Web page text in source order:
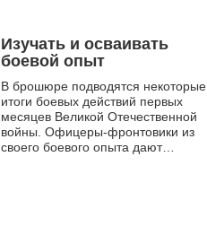
Изучать и осваивать
боевой опыт
В брошюре подводятся некоторые
итоги боевых действий первых
месяцев Великой Отечественной
войны. Офицеры-фронтовики из
своего боевого опыта дают